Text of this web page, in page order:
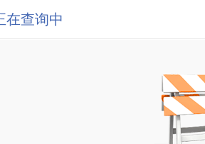
在查询中